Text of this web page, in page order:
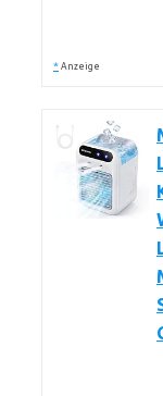
* Anzeige